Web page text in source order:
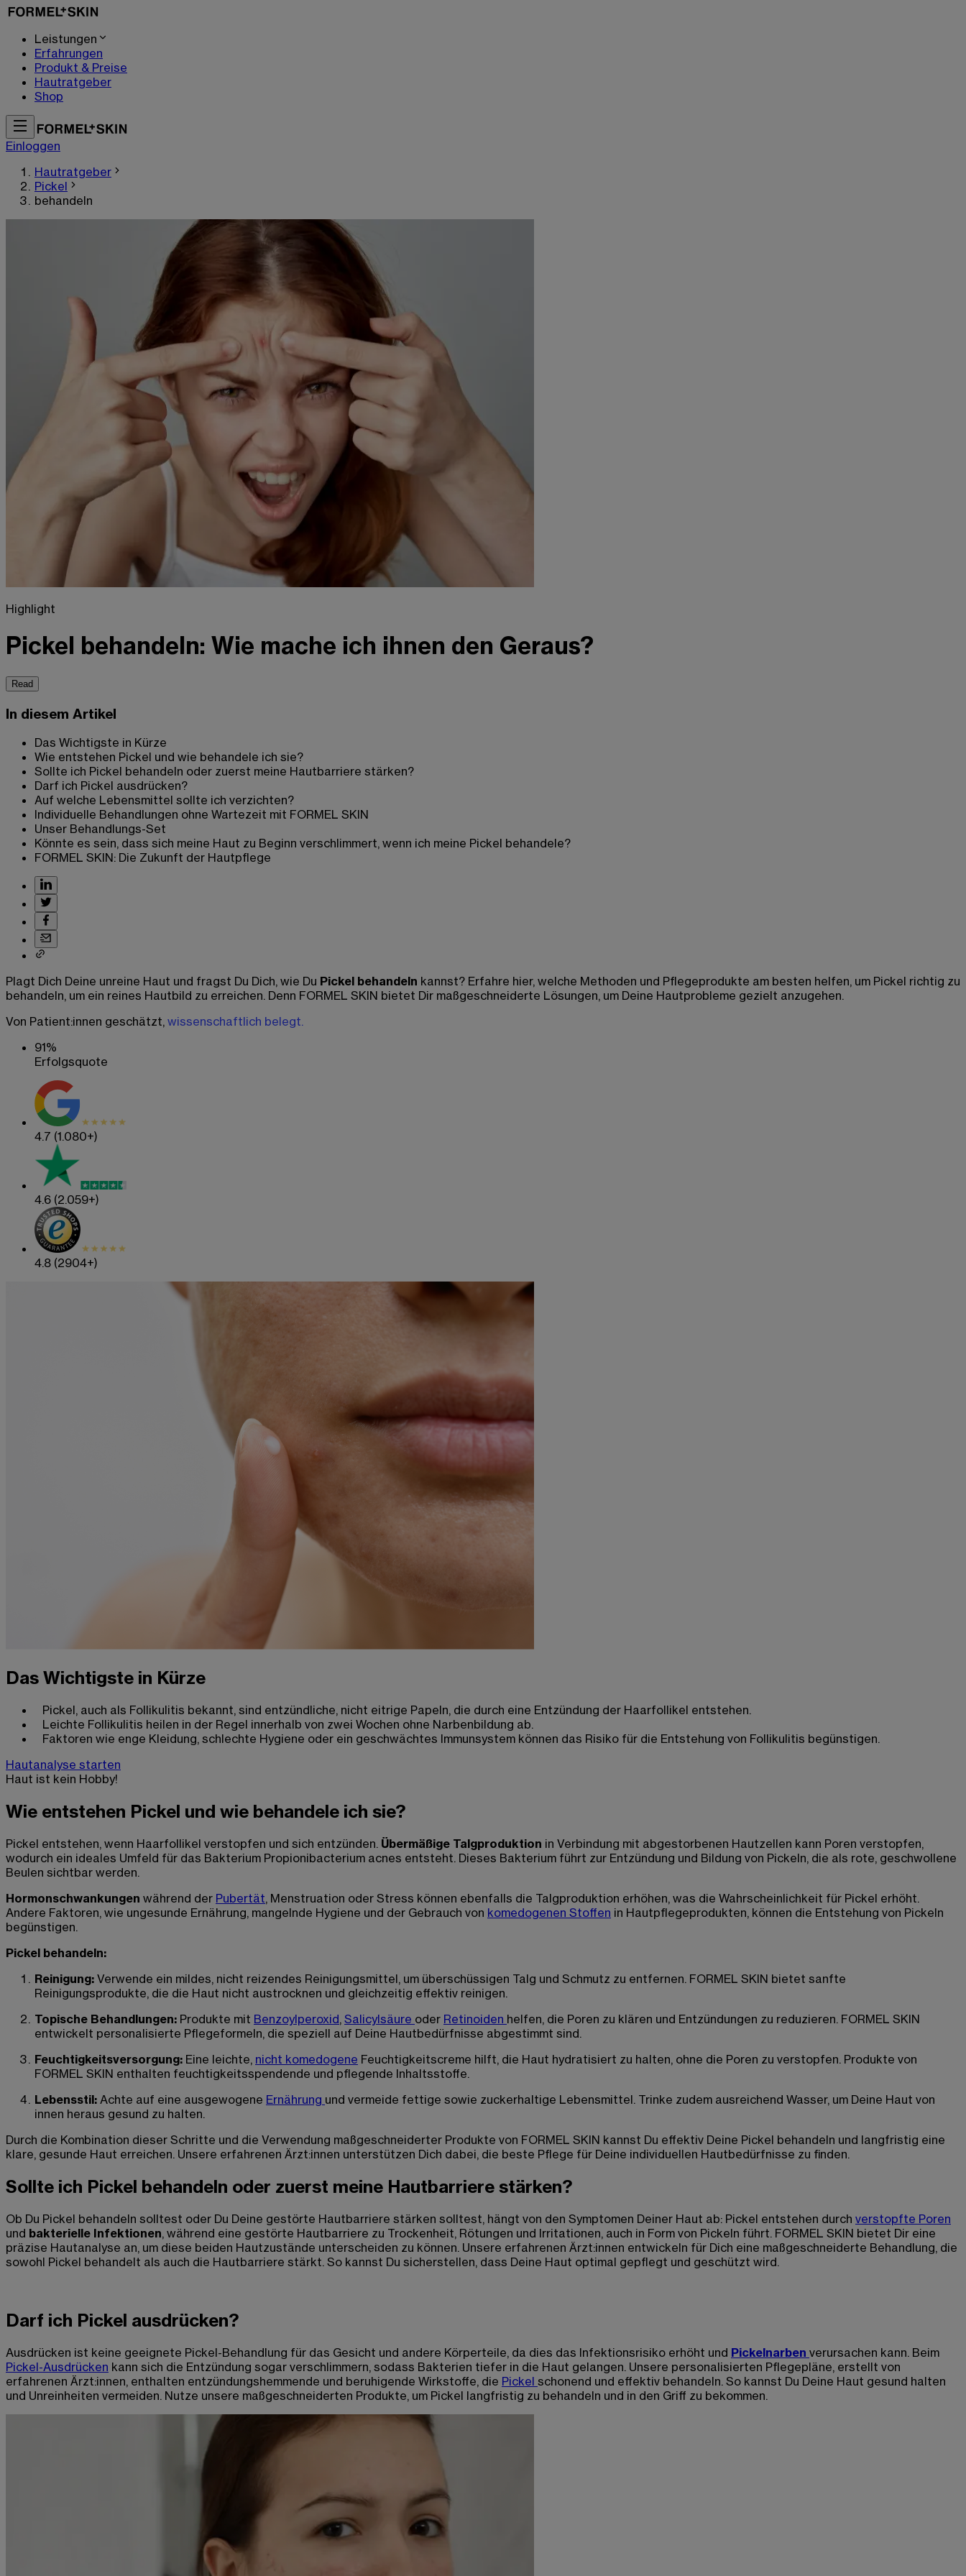
Leistungen
Erfahrungen
Produkt & Preise
Hautratgeber
Shop
Einloggen
Hautratgeber
Pickel
behandeln
Highlight
Pickel behandeln: Wie mache ich ihnen den Geraus?
Read
In diesem Artikel
Das Wichtigste in Kürze
Wie entstehen Pickel und wie behandele ich sie?
Sollte ich Pickel behandeln oder zuerst meine Hautbarriere stärken?
Darf ich Pickel ausdrücken?
Auf welche Lebensmittel sollte ich verzichten?
Individuelle Behandlungen ohne Wartezeit mit FORMEL SKIN
Unser Behandlungs-Set
Könnte es sein, dass sich meine Haut zu Beginn verschlimmert, wenn ich meine Pickel behandele?
FORMEL SKIN: Die Zukunft der Hautpflege
Plagt Dich Deine unreine Haut und fragst Du Dich, wie Du Pickel behandeln kannst? Erfahre hier, welche Methoden und Pflegeprodukte am besten helfen, um Pickel richtig zu
behandeln, um ein reines Hautbild zu erreichen. Denn FORMEL SKIN bietet Dir maßgeschneiderte Lösungen, um Deine Hautprobleme gezielt anzugehen.
Von Patient:innen geschätzt, wissenschaftlich belegt.
91%
Erfolgsquote
4.7 (1.080+)
4.6 (2.059+)
4.8 (2904+)
Das Wichtigste in Kürze
Pickel, auch als Follikulitis bekannt, sind entzündliche, nicht eitrige Papeln, die durch eine Entzündung der Haarfollikel entstehen.
Leichte Follikulitis heilen in der Regel innerhalb von zwei Wochen ohne Narbenbildung ab​.
Faktoren wie enge Kleidung, schlechte Hygiene oder ein geschwächtes Immunsystem können das Risiko für die Entstehung von Follikulitis begünstigen​.
Hautanalyse starten
Haut ist kein Hobby!
Wie entstehen Pickel und wie behandele ich sie?
Pickel entstehen, wenn Haarfollikel verstopfen und sich entzünden. Übermäßige Talgproduktion in Verbindung mit abgestorbenen Hautzellen kann Poren verstopfen,
wodurch ein ideales Umfeld für das Bakterium Propionibacterium acnes entsteht. Dieses Bakterium führt zur Entzündung und Bildung von Pickeln, die als rote, geschwollene
Beulen sichtbar werden.
Hormonschwankungen während der Pubertät, Menstruation oder Stress können ebenfalls die Talgproduktion erhöhen, was die Wahrscheinlichkeit für Pickel erhöht.
Andere Faktoren, wie ungesunde Ernährung, mangelnde Hygiene und der Gebrauch von komedogenen Stoffen in Hautpflegeprodukten, können die Entstehung von Pickeln
begünstigen.
Pickel behandeln:
Reinigung: Verwende ein mildes, nicht reizendes Reinigungsmittel, um überschüssigen Talg und Schmutz zu entfernen. FORMEL SKIN bietet sanfte
Reinigungsprodukte, die die Haut nicht austrocknen und gleichzeitig effektiv reinigen.
Topische Behandlungen: Produkte mit Benzoylperoxid, Salicylsäure oder Retinoiden helfen, die Poren zu klären und Entzündungen zu reduzieren. FORMEL SKIN
entwickelt personalisierte Pflegeformeln, die speziell auf Deine Hautbedürfnisse abgestimmt sind.
Feuchtigkeitsversorgung: Eine leichte, nicht komedogene Feuchtigkeitscreme hilft, die Haut hydratisiert zu halten, ohne die Poren zu verstopfen. Produkte von
FORMEL SKIN enthalten feuchtigkeitsspendende und pflegende Inhaltsstoffe.
Lebensstil: Achte auf eine ausgewogene Ernährung und vermeide fettige sowie zuckerhaltige Lebensmittel. Trinke zudem ausreichend Wasser, um Deine Haut von
innen heraus gesund zu halten.
Durch die Kombination dieser Schritte und die Verwendung maßgeschneiderter Produkte von FORMEL SKIN kannst Du effektiv Deine Pickel behandeln und langfristig eine
klare, gesunde Haut erreichen. Unsere erfahrenen Ärzt:innen unterstützen Dich dabei, die beste Pflege für Deine individuellen Hautbedürfnisse zu finden.
Sollte ich Pickel behandeln oder zuerst meine Hautbarriere stärken?
Ob Du Pickel behandeln solltest oder Du Deine gestörte Hautbarriere stärken solltest, hängt von den Symptomen Deiner Haut ab: Pickel entstehen durch verstopfte Poren
und bakterielle Infektionen, während eine gestörte Hautbarriere zu Trockenheit, Rötungen und Irritationen, auch in Form von Pickeln führt. FORMEL SKIN bietet Dir eine
präzise Hautanalyse an, um diese beiden Hautzustände unterscheiden zu können. Unsere erfahrenen Ärzt:innen entwickeln für Dich eine maßgeschneiderte Behandlung, die
sowohl Pickel behandelt als auch die Hautbarriere stärkt. So kannst Du sicherstellen, dass Deine Haut optimal gepflegt und geschützt wird.
Darf ich Pickel ausdrücken?
Ausdrücken ist keine geeignete Pickel-Behandlung für das Gesicht und andere Körperteile, da dies das Infektionsrisiko erhöht und Pickelnarben verursachen kann. Beim
Pickel-Ausdrücken kann sich die Entzündung sogar verschlimmern, sodass Bakterien tiefer in die Haut gelangen. Unsere personalisierten Pflegepläne, erstellt von
erfahrenen Ärzt:innen, enthalten entzündungshemmende und beruhigende Wirkstoffe, die Pickel schonend und effektiv behandeln. So kannst Du Deine Haut gesund halten
und Unreinheiten vermeiden. Nutze unsere maßgeschneiderten Produkte, um Pickel langfristig zu behandeln und in den Griff zu bekommen.